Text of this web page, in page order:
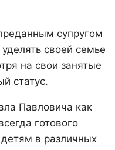
супругом
своей семье
на свои занятые
статус.
Павловича как
готового
в различных